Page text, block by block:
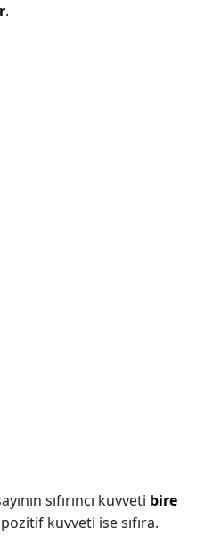
.
sıfırıncı kuvveti bire
kuvveti ise sıfıra.